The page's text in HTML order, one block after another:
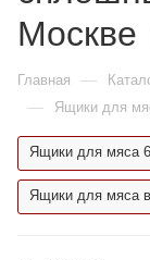
Москве
Главная —
— Ящики для
Ящики для мяса
Ящики для мяса